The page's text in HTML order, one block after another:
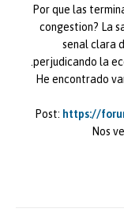
?Por que las
congestion? La
senal clara
perjudicando la
He encontrado
Post: https://
?Nos